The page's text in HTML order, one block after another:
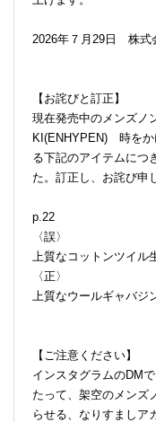
2026年７月29日 株式
【お詫びと訂正】
現在発売中のメンズノ
KI(ENHYPEN) 時をか
る下記のアイテムにつ
た。訂正し、お詫び申
p.22
〈誤〉
上質なコットンツイル
〈正〉
上質なウールギャバジ
【ご注意ください】
インスタグラムのDM
たって、架空のメンズ
らせる、なりすましア